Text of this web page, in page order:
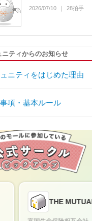
2026/07/10 28拍手
ニティからのお知らせ
ニティをはじめた理由
項・基本ルール
THE MUTUAL+